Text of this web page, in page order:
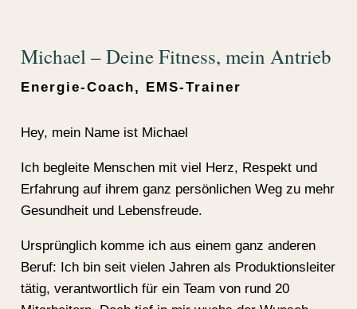
Michael – Deine Fitness, mein Antrieb
Energie-Coach, EMS-Trainer
Hey, mein Name ist Michael
Ich begleite Menschen mit viel Herz, Respekt und
Erfahrung auf ihrem ganz persönlichen Weg zu mehr
Gesundheit und Lebensfreude.
Ursprünglich komme ich aus einem ganz anderen
Beruf: Ich bin seit vielen Jahren als Produktionsleiter
tätig, verantwortlich für ein Team von rund 20